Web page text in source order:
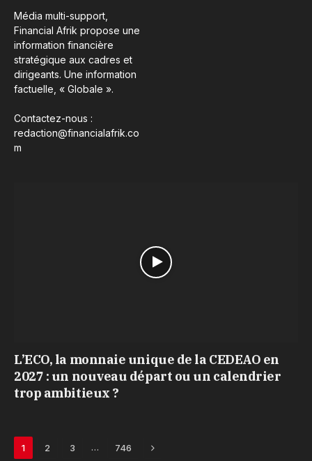
Média multi-support,
Financial Afrik propose une
information financière
stratégique aux cadres et
dirigeants. Une information
factuelle, « Globale ».
Contactez-nous :
redaction@financialafrik.co
m
L’ECO, la monnaie unique de la CEDEAO en
2027 : un nouveau départ ou un calendrier
trop ambitieux ?
1 2 3 … 746 Next